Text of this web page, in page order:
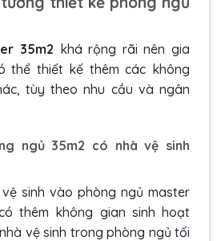
35m2 khá rộng rãi nên gia
thể thiết kế thêm các không
tùy theo nhu cầu và ngân
ngủ 35m2 có nhà vệ sinh
sinh vào phòng ngủ master
thêm không gian sinh hoạt
vệ sinh trong phòng ngủ tối